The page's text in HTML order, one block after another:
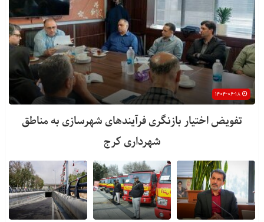
تفویض اختیار بازنگری فرآیندهای شهرسازی به مناطق
شهرداری کرج